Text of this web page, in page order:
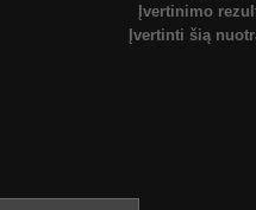
Įvertinimo
Įvertinti šią